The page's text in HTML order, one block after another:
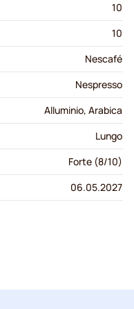
10
10
Nescafé
Nespresso
Alluminio, Arabica
Lungo
Forte (8/10)
06.05.2027